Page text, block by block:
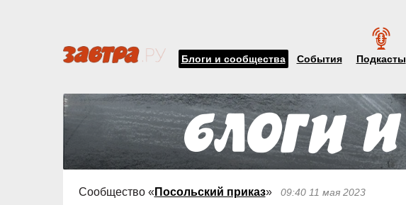
Блоги и сообщества События Подкасты
Сообщество « Посольский приказ» 09:40 11 мая 2023